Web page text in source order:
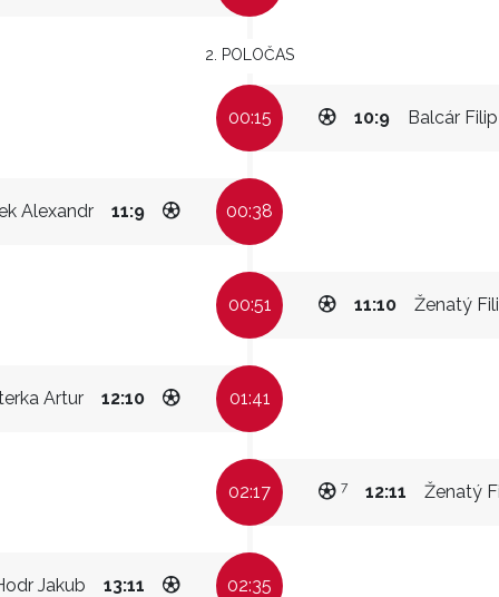
2. POLOČAS
00:15 Balcár Filip
10:9
Alexandr 11:9 00:38
00:51 Ženatý
11:10
Artur 12:10 01:41
02:17 Ženatý
12:11
7
Jakub 13:11 02:35